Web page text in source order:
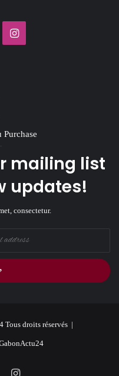
Instagram
Purchase
mailing list
updates!
consectetur.
droits réservés |
Instagram